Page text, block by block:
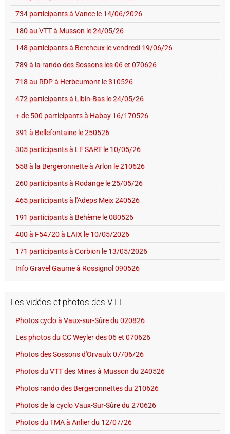
734 participants à Vance le 14/06/2026
180 au VTT à Musson le 24/05/26
148 participants à Bercheux le vendredi 19/06/26
789 à la rando des Sossons les 06 et 070626
718 au RDP à Herbeumont le 310526
472 participants à Libin-Bas le 24/05/26
+ de 500 participants à Habay 16/170526
391 à Bellefontaine le 250526
305 participants à LE SART le 10/05/26
558 à la Bergeronnette à Arlon le 210626
260 participants à Rodange le 25/05/26
465 participants à l'Adeps Meix 240526
191 participants à Behème le 080526
400 à F54720 à LAIX le 10/05/2026
171 participants à Corbion le 13/05/2026
Info Gravel Gaume à Rossignol 090526
Les vidéos et photos des VTT
Photos cyclo à Vaux-sur-Sûre du 020826
Les photos du CC Weyler des 06 et 070626
Photos des Sossons d'Orvaulx 07/06/26
Photos du VTT des Mines à Musson du 240526
Photos rando des Bergeronnettes du 210626
Photos de la cyclo Vaux-Sur-Sûre du 270626
Photos du TMA à Anlier du 12/07/26